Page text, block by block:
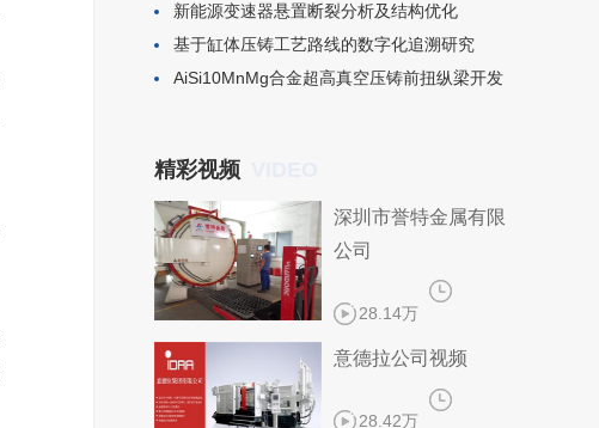
新能源变速器悬置断裂分析及结构优化
基于缸体压铸工艺路线的数字化追溯研究
​AiSi10MnMg合金超高真空压铸前扭纵梁开发
精彩视频
深圳市誉特金属有限
公司
28.14万
意德拉公司视频
28.42万